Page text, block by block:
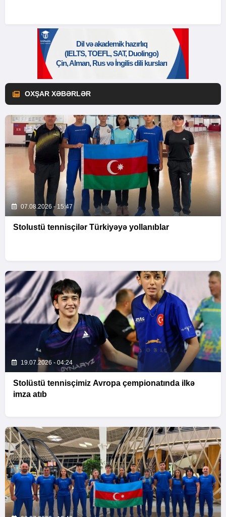
OXŞAR XƏBƏRLƏR
07.08.2026 - 15:47
Stolustü tennisçilər Türkiyəyə yollanıblar
19.07.2026 - 04:24
Stolüstü tennisçimiz Avropa çempionatında ilkə
imza atıb